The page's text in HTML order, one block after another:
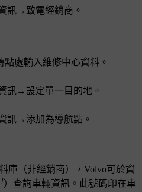
訊 → 致電經銷商 。
處輸入維修中心資料。
訊 → 設定單一目的地 。
訊 → 添加為導航點 。
庫（非經銷商），Volvo可於資
）查詢車輛資訊。此號碼印在車